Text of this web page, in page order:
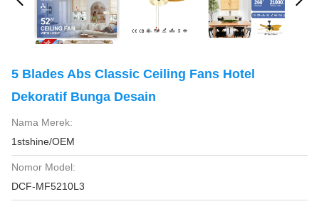
5 Blades Abs Classic Ceiling Fans Hotel
Dekoratif Bunga Desain
Nama Merek:
1stshine/OEM
Nomor Model:
DCF-MF5210L3